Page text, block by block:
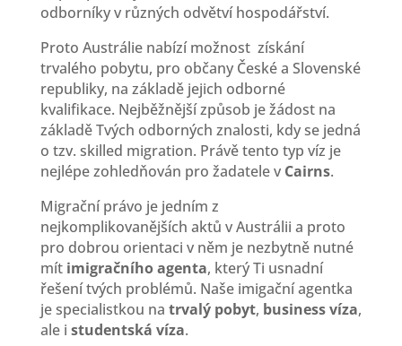
odborníky v různých odvětví hospodářství.
Proto Austrálie nabízí možnost získání
trvalého pobytu, pro občany České a Slovenské
republiky, na základě jejich odborné
kvalifikace. Nejběžnější způsob je žádost na
základě Tvých odborných znalosti, kdy se jedná
o tzv. skilled migration. Právě tento typ víz je
nejlépe zohledňován pro žadatele v Cairns.
Migrační právo je jedním z
nejkomplikovanějších aktů v Austrálii a proto
pro dobrou orientaci v něm je nezbytně nutné
mít imigračního agenta, který Ti usnadní
řešení tvých problémů. Naše imigační agentka
je specialistkou na trvalý pobyt, business víza,
ale i studentská víza.